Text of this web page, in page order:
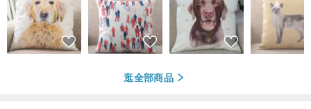
逛全部商品